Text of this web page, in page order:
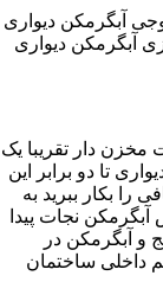
آبگرمکن دیواری
آبگرمکن دیواری
دار تقریبا یک
تا دو برابر این
بکار ببرید به
نجات پیدا
و آبگرمکن در
داخلی ساختمان